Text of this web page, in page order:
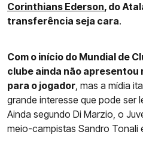
Corinthians Ederson, do
transferência seja cara.
Com o início do Mundial de
clube ainda não
para o jogador, mas a mídia
grande interesse que pode ser
Ainda segundo Di Marzio, o
meio-campistas Sandro Tonali